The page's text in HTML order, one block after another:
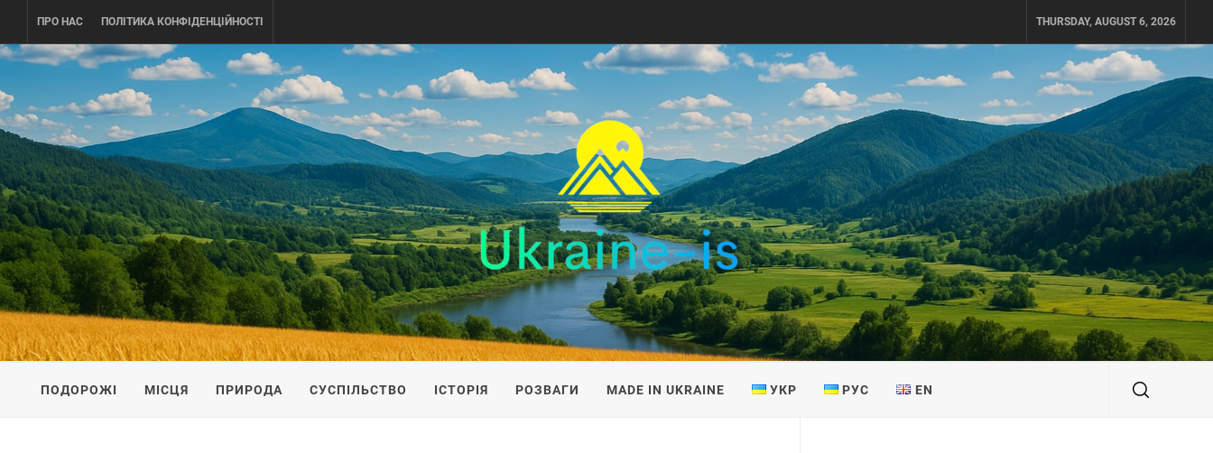
content
ПРО НАС ПОЛІТИКА КОНФІДЕНЦІЙНОСТІ THURSDAY, AUGUST 6, 2026
UKRAINE-IS
ПОДОРОЖI ПО УКРАЇНІ
ПОДОРОЖІ МІСЦЯ ПРИРОДА СУСПІЛЬСТВО ІСТОРІЯ РОЗВАГИ MADE IN UKRAINE УКР РУС EN